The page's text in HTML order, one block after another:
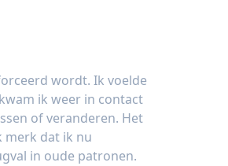
wordt. Ik voelde
ik weer in contact
of veranderen. Het
merk dat ik nu
in oude patronen.